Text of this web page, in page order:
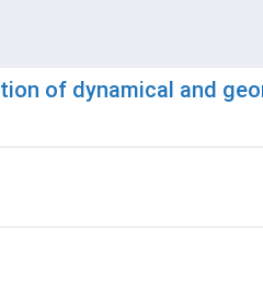
of dynamical and